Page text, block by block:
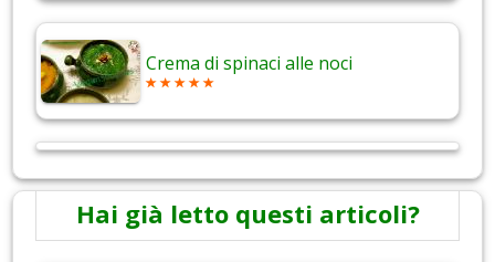
Crema di spinaci alle noci
Hai già letto questi articoli?